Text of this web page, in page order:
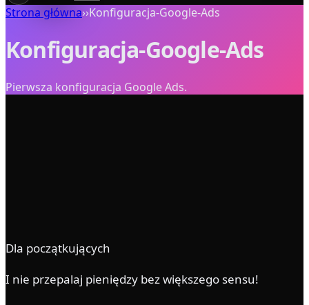
Strona główna››Konfiguracja-Google-Ads
Konfiguracja-Google-Ads
Pierwsza konfiguracja Google Ads.
Dla początkujących
I nie przepalaj pieniędzy bez większego sensu!